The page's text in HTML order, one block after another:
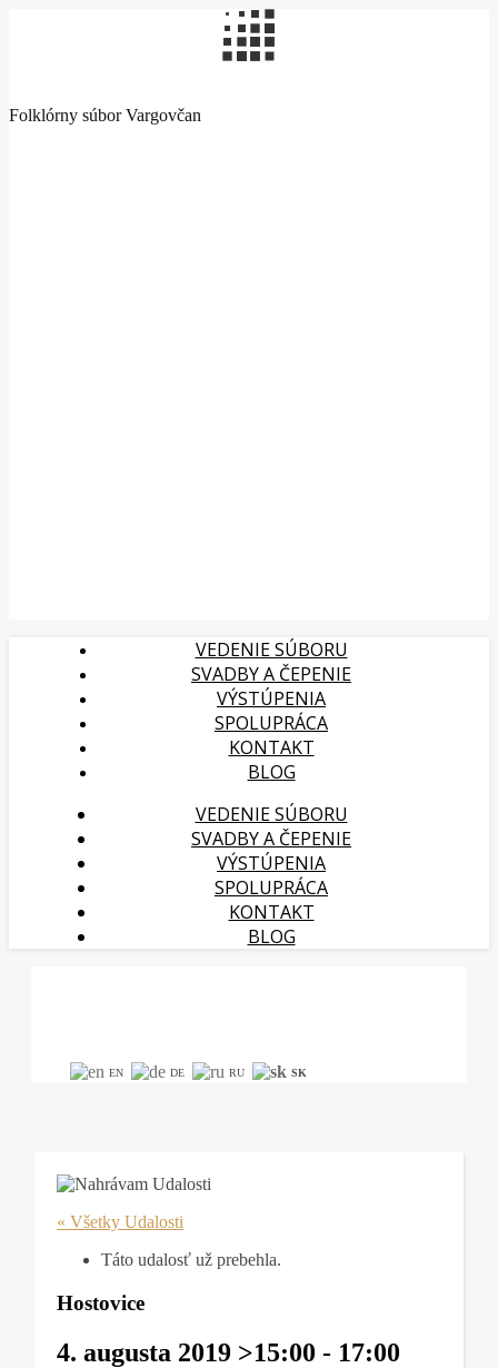
Folklórny súbor Vargovčan
VEDENIE SÚBORU
SVADBY A ČEPENIE
VÝSTÚPENIA
SPOLUPRÁCA
KONTAKT
BLOG
VEDENIE SÚBORU
SVADBY A ČEPENIE
VÝSTÚPENIA
SPOLUPRÁCA
KONTAKT
BLOG
EN DE RU SK
« Všetky Udalosti
Táto udalosť už prebehla.
Hostovice
4. augusta 2019 >15:00 - 17:00